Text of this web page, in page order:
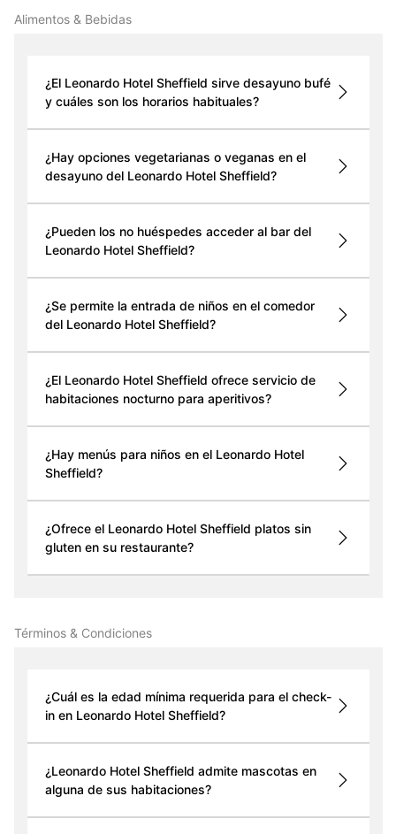
Alimentos & Bebidas
¿El Leonardo Hotel Sheffield sirve desayuno bufé
y cuáles son los horarios habituales?
¿Hay opciones vegetarianas o veganas en el
desayuno del Leonardo Hotel Sheffield?
¿Pueden los no huéspedes acceder al bar del
Leonardo Hotel Sheffield?
¿Se permite la entrada de niños en el comedor
del Leonardo Hotel Sheffield?
¿El Leonardo Hotel Sheffield ofrece servicio de
habitaciones nocturno para aperitivos?
¿Hay menús para niños en el Leonardo Hotel
Sheffield?
¿Ofrece el Leonardo Hotel Sheffield platos sin
gluten en su restaurante?
Términos & Condiciones
¿Cuál es la edad mínima requerida para el check-
in en Leonardo Hotel Sheffield?
¿Leonardo Hotel Sheffield admite mascotas en
alguna de sus habitaciones?